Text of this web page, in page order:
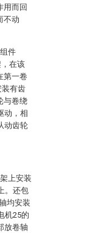
用而回
不动
件
在该
第一卷
装有齿
与卷绕
动，相
动齿轮
上安装
。还包
均安装
机25的
放卷轴